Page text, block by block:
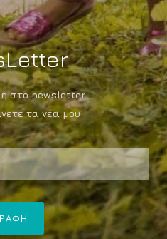
στο newsletter
τα νέα μου